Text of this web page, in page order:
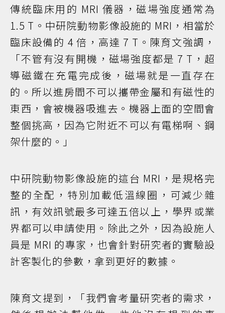
傳統臨床用的 MRI 儀器，磁場強度通常為
1.5 T。中研院動物影像設施的 MRI，相當於
臨床設備的 4 倍，高達 7 T。陳育文強調，
「不管有沒有開機，磁場強度都是 7 T，超
導磁鐵在充電完成後，磁場就是一直存在
的。所以進房間不可以攜帶金屬和有磁性的
東西，會被機器吸進去。機器上面的空間會
整個挑高，因為它附近不可以有電梯啊、鋼
架什麼的。」
中研院動物影像設施的這台 MRI，是規格完
整的全配，特別加載低溫線圈，可減少雜
訊，有效訊號最多可達五倍以上，學界或業
界都可以申請使用。除此之外，因為設施人
員是 MRI 的專家，也會針對研究者的實驗設
計客製化的參數，拿到更好的數據。
陳育文提到，「我們會考量研究者的需求，